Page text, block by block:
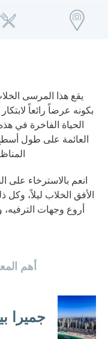
الركض
يقع هذا المرسى
بكونه عرضاً رائعاً
الحياة الفاخرة في
العائمة على طول
انعم بالاسترخاء على
الأفق الخلاب ليلاً،
أروع وجهات الترفيه،
أهم
جميرا